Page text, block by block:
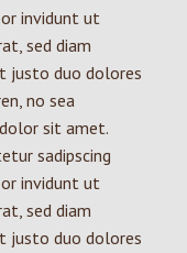
invidunt ut
sed diam
justo duo dolores
no sea
sit amet.
sadipscing
invidunt ut
sed diam
justo duo dolores